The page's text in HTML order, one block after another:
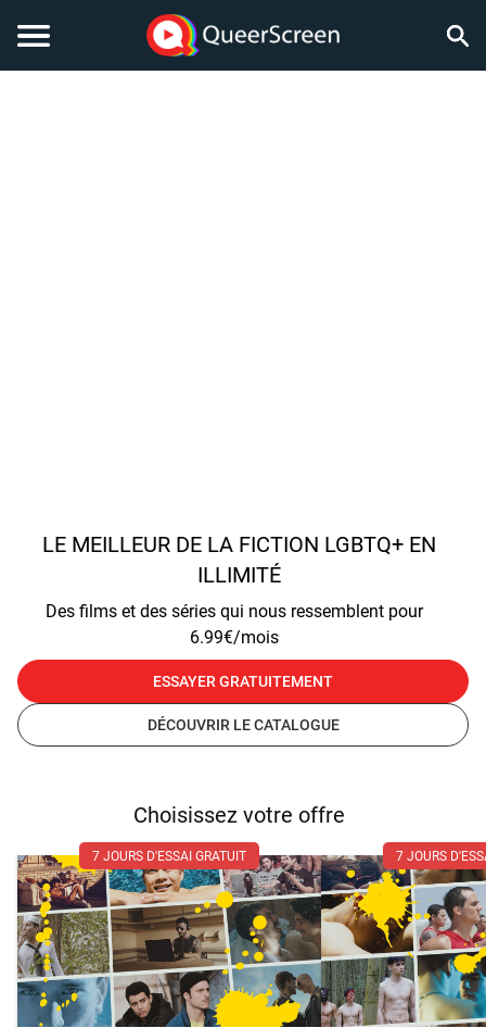
LE MEILLEUR DE LA FICTION LGBTQ+ EN
ILLIMITÉ
Des films et des séries qui nous ressemblent pour
6.99€/mois
ESSAYER GRATUITEMENT
DÉCOUVRIR LE CATALOGUE
Choisissez votre offre
7 JOURS D'ESSAI GRATUIT 7 JOURS